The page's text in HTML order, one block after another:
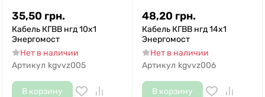
35,50 грн.
Кабель КГВВ нгд 10х1
Энергомост
Нет в наличии
Артикул kgvvz005
В корзину
48,20 грн.
Кабель КГВВ нгд 14х1
Энергомост
Нет в наличии
Артикул kgvvz006
В корзину